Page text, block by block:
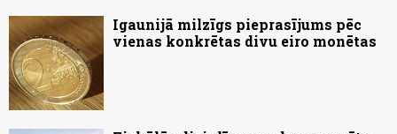
Igaunijā milzīgs pieprasījums pēc
vienas konkrētas divu eiro monētas